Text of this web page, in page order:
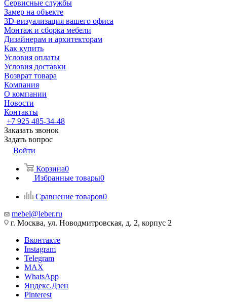
Сервисные службы
Замер на объекте
3D-визуализация вашего офиса
Монтаж и сборка мебели
Дизайнерам и архитекторам
Как купить
Условия оплаты
Условия доставки
Возврат товара
Компания
О компании
Новости
Контакты
+7 925 485-34-48
Заказать звонок
Задать вопрос
Войти
Корзина0
Избранные товары0
Сравнение товаров0
mebel@leber.ru
г. Москва, ул. Новодмитровская, д. 2, корпус 2
Вконтакте
Instagram
Telegram
MAX
WhatsApp
Яндекс.Дзен
Pinterest